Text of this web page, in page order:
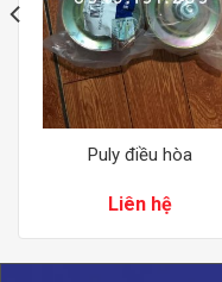
Puly điều hòa
Liên hệ